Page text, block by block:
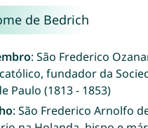
de Bedrich
: São Frederico
fundador da
Paulo (1813 - 1853)
: São Frederico Arnolfo